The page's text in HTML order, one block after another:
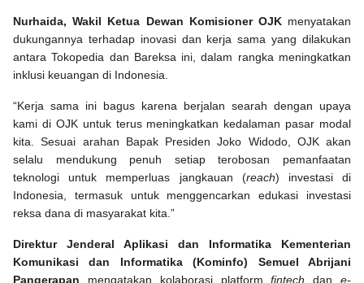
Nurhaida, Wakil Ketua Dewan Komisioner OJK menyatakan
dukungannya terhadap inovasi dan kerja sama yang dilakukan
antara Tokopedia dan Bareksa ini, dalam rangka meningkatkan
inklusi keuangan di Indonesia.
“Kerja sama ini bagus karena berjalan searah dengan upaya
kami di OJK untuk terus meningkatkan kedalaman pasar modal
kita. Sesuai arahan Bapak Presiden Joko Widodo, OJK akan
selalu mendukung penuh setiap terobosan pemanfaatan
teknologi untuk memperluas jangkauan (reach) investasi di
Indonesia, termasuk untuk menggencarkan edukasi investasi
reksa dana di masyarakat kita.”
Direktur Jenderal Aplikasi dan Informatika Kementerian
Komunikasi dan Informatika (Kominfo) Semuel Abrijani
Pangerapan mengatakan kolaborasi platformfintechdane-